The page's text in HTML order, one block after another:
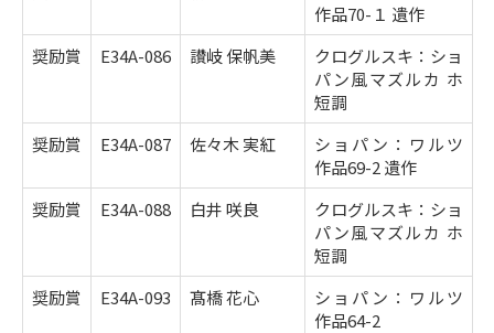
作品70-１ 遺作
奨励賞
E34A-086 讃岐 保帆美
クログルスキ：ショ
パン風マズルカ ホ
短調
奨励賞
E34A-087 佐々木 実紅
ショパン：ワルツ
作品69-2 遺作
奨励賞
E34A-088 白井 咲良
クログルスキ：ショ
パン風マズルカ ホ
短調
奨励賞
E34A-093 髙橋 花心
ショパン：ワルツ
作品64-2